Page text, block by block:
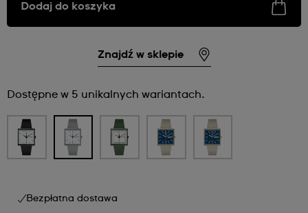
Dodaj do koszyka
Znajdź w sklepie
Dostępne w 5 unikalnych wariantach.
Bezpłatna dostawa